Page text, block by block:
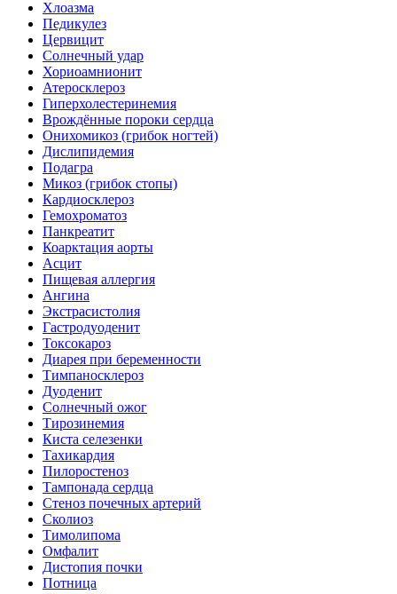
Хлоазма
Педикулез
Цервицит
Солнечный удар
Хориоамнионит
Атеросклероз
Гиперхолестеринемия
Врождённые пороки сердца
Онихомикоз (грибок ногтей)
Дислипидемия
Подагра
Микоз (грибок стопы)
Кардиосклероз
Гемохроматоз
Панкреатит
Коарктация аорты
Асцит
Пищевая аллергия
Ангина
Экстрасистолия
Гастродуоденит
Токсокароз
Диарея при беременности
Тимпаносклероз
Дуоденит
Солнечный ожог
Тирозинемия
Киста селезенки
Тахикардия
Пилоростеноз
Тампонада сердца
Стеноз почечных артерий
Сколиоз
Тимолипома
Омфалит
Дистопия почки
Потница